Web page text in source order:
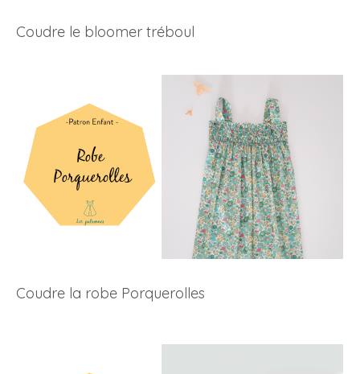
Coudre le bloomer tréboul
Coudre la robe Porquerolles